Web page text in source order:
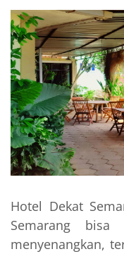
Hotel Dekat
Semarang bisa
menyenangkan,